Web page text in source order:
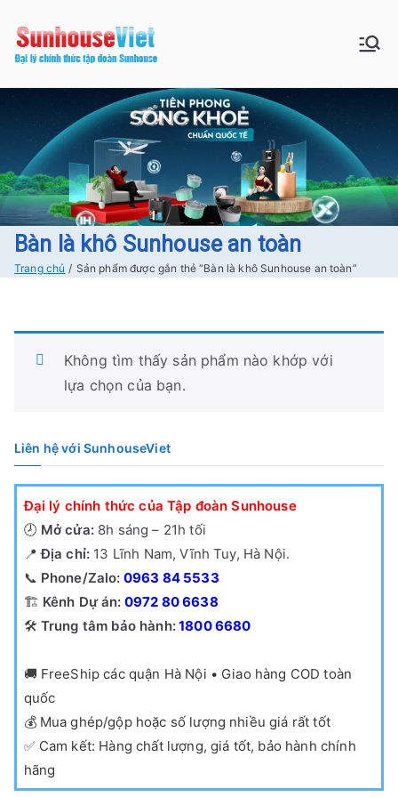
tới
nội
dung
Đồ gia dụng|
Điện gia
dụng|Nhà
bếp|Điện
tại Hà nội
Bán buôn bán lẻ hàng Sunhouse
Hà Nội
Bàn là khô Sunhouse an toàn
Trang chủ Sản phẩm được gắn thẻ “Bàn là khô Sunhouse an toàn”
Không tìm thấy sản phẩm nào khớp với
lựa chọn của bạn.
Liên hệ với SunhouseViet
Đại lý chính thức của Tập đoàn Sunhouse
🕗 Mở cửa:8h sáng – 21h tối
📍Địa chỉ: 13 Lĩnh Nam, Vĩnh Tuy, Hà Nội.
📞 Phone/Zalo: 0963 84 5533
🏗️ Kênh Dự án: 0972 80 6638
🛠️ Trung tâm bảo hành:1800 6680
🚚 FreeShip các quận Hà Nội • Giao hàng COD toàn
quốc
💰 Mua ghép/gộp hoặc số lượng nhiều giá rất tốt
✅ Cam kết: Hàng chất lượng, giá tốt, bảo hành chính
hãng